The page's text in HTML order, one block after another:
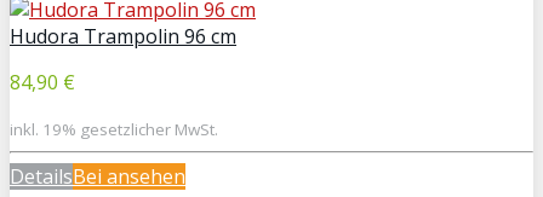
Hudora Trampolin 96 cm
84,90 €
inkl. 19% gesetzlicher MwSt.
DetailsBei ansehen